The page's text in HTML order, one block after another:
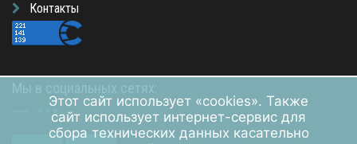
Контакты
Этот сайт использует «cookies». Также
сайт использует интернет-сервис для
сбора технических данных касательно